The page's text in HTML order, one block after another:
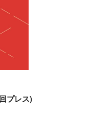
プレス)